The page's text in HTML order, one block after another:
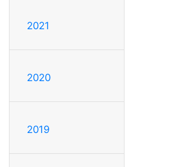
2021
2020
2019